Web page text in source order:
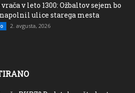
vrača v leto 1300: Ožbaltov sejem bo
ulice starega mesta
2. avgusta, 2026